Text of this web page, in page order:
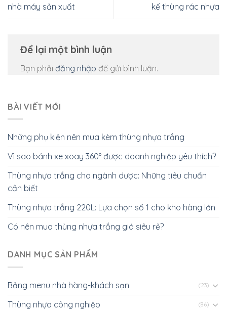
nhà máy sản xuất
kế thùng rác nhựa
Để lại một bình luận
Bạn phải đăng nhập để gửi bình luận.
BÀI VIẾT MỚI
Những phụ kiện nên mua kèm thùng nhựa trắng
Vì sao bánh xe xoay 360° được doanh nghiệp yêu thích?
Thùng nhựa trắng cho ngành dược: Những tiêu chuẩn
cần biết
Thùng nhựa trắng 220L: Lựa chọn số 1 cho kho hàng lớn
Có nên mua thùng nhựa trắng giá siêu rẻ?
DANH MỤC SẢN PHẨM
Bảng menu nhà hàng-khách sạn (23)
Thùng nhựa công nghiệp (86)